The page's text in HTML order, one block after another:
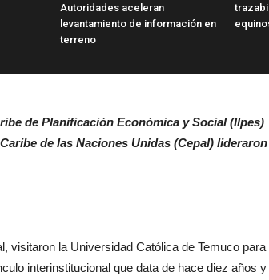
Autoridades aceleran
levantamiento de información en
terreno
de Planificación Económica y Social (Ilpes)
de las Naciones Unidas (Cepal) lideraron
visitaron la Universidad Católica de Temuco para
interinstitucional que data de hace diez años y